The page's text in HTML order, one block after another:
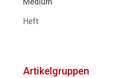
Heft
Artikelgruppen